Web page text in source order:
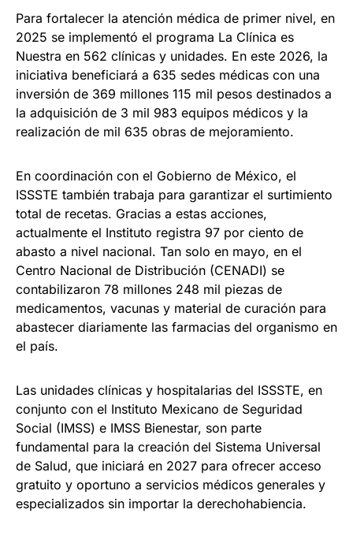
Para fortalecer la atención médica de primer nivel, en
2025 se implementó el programa La Clínica es
Nuestra en 562 clínicas y unidades. En este 2026, la
iniciativa beneficiará a 635 sedes médicas con una
inversión de 369 millones 115 mil pesos destinados a
la adquisición de 3 mil 983 equipos médicos y la
realización de mil 635 obras de mejoramiento.
En coordinación con el Gobierno de México, el
ISSSTE también trabaja para garantizar el surtimiento
total de recetas. Gracias a estas acciones,
actualmente el Instituto registra 97 por ciento de
abasto a nivel nacional. Tan solo en mayo, en el
Centro Nacional de Distribución (CENADI) se
contabilizaron 78 millones 248 mil piezas de
medicamentos, vacunas y material de curación para
abastecer diariamente las farmacias del organismo en
el país.
Las unidades clínicas y hospitalarias del ISSSTE, en
conjunto con el Instituto Mexicano de Seguridad
Social (IMSS) e IMSS Bienestar, son parte
fundamental para la creación del Sistema Universal
de Salud, que iniciará en 2027 para ofrecer acceso
gratuito y oportuno a servicios médicos generales y
especializados sin importar la derechohabiencia.